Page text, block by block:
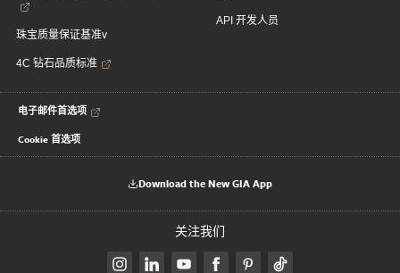
珠宝质量保证基准v
4C 钻石品质标准
API 开发人员
电子邮件首选项
Cookie 首选项
Download the New GIA App
关注我们